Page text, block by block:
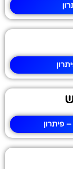
פיתרון